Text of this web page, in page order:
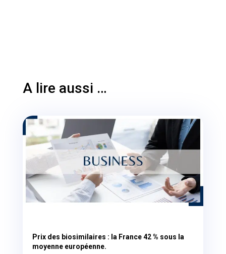
A lire aussi …
Prix des biosimilaires : la France 42 % sous la
moyenne européenne.